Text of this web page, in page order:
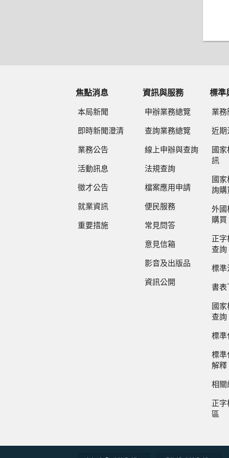
焦點消息
本局新聞
即時新聞澄清
業務公告
活動訊息
徵才公告
就業資訊
重要措施
資訊與服務
申辦業務總覽
查詢業務總覽
線上申辦與查詢
法規查詢
檔案應用申請
便民服務
常見問答
意見信箱
影音及出版品
資訊公開
標準
業務
近期
國
訊
國
詢購
外國
購買
正
查詢
標準
書表
國
查詢
標準
標準
解釋
相關
正
區